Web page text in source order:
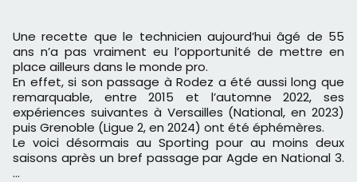
Une recette que le technicien aujourd’hui âgé de 55
ans n’a pas vraiment eu l’opportunité de mettre en
place ailleurs dans le monde pro.
En effet, si son passage à Rodez a été aussi long que
remarquable, entre 2015 et l’automne 2022, ses
expériences suivantes à Versailles (National, en 2023)
puis Grenoble (Ligue 2, en 2024) ont été éphémères.
Le voici désormais au Sporting pour au moins deux
saisons après un bref passage par Agde en National 3.
…